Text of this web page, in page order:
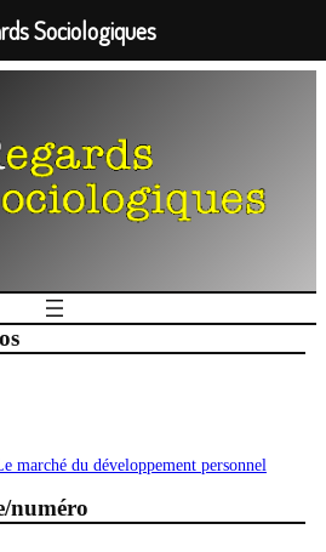
marché du développement personnel
numéro
Sociologiques